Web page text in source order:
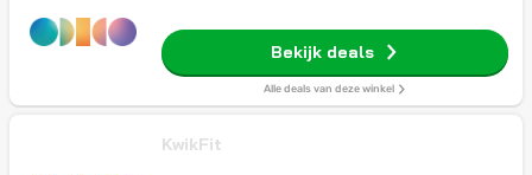
Bekijk deals
Alle deals van deze winkel
KwikFit